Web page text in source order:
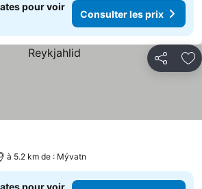
pour voir
Consulter les prix
Partager
à 5.2 km de : Mývatn
pour voir